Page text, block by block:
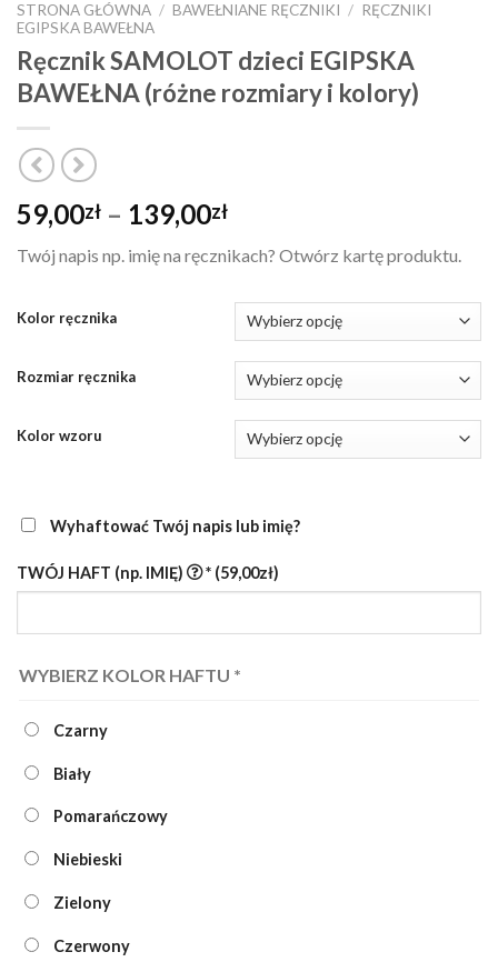
STRONA GŁÓWNA / BAWEŁNIANE RĘCZNIKI / RĘCZNIKI
EGIPSKA BAWEŁNA
Ręcznik SAMOLOT dzieci EGIPSKA
BAWEŁNA (różne rozmiary i kolory)
59,00zł – 139,00złZakres
od
do
139,00zł
Twój napis np. imię na ręcznikach? Otwórz kartę produktu.
Kolor ręcznika
Rozmiar ręcznika
Kolor wzoru
Wyhaftować Twój napis lub imię?
TWÓJ HAFT (np. IMIĘ) * (59,00zł)
WYBIERZ KOLOR HAFTU *
Czarny
Biały
Pomarańczowy
Niebieski
Zielony
Czerwony